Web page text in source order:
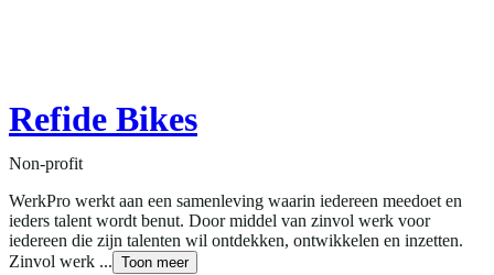
Refide Bikes
Non-profit
WerkPro werkt aan een samenleving waarin iedereen meedoet en
ieders talent wordt benut. Door middel van zinvol werk voor
iedereen die zijn talenten wil ontdekken, ontwikkelen en inzetten.
Zinvol werk ... Toon meer